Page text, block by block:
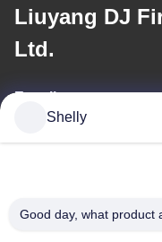
Liuyang DJ
Ltd.
E-mail
Shelly
Good day, what product